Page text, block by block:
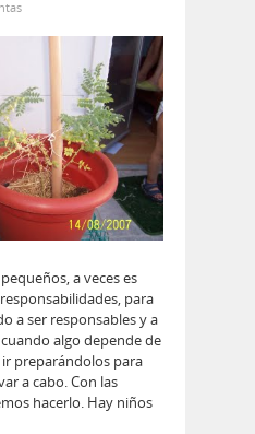
a veces es
para
a ser responsables y a
algo depende de
preparándolos para
a cabo. Con las
hacerlo. Hay niños